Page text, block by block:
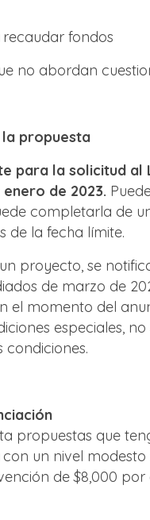
fondos
no abordan
propuesta
para la solicitud al
de 2023.
completarla de
de la fecha límite.
proyecto, se
de marzo de
el momento del
especiales,
condiciones.
propuestas que
un nivel
de $8,000